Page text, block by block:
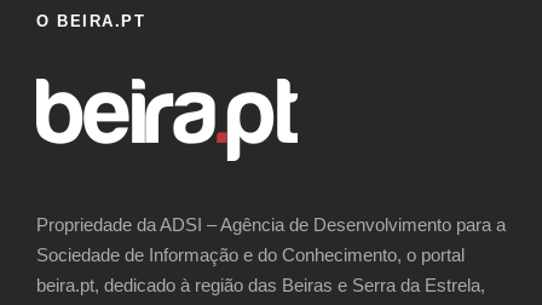
O BEIRA.PT
Propriedade da ADSI – Agência de Desenvolvimento para a
Sociedade de Informação e do Conhecimento, o portal
beira.pt, dedicado à região das Beiras e Serra da Estrela,